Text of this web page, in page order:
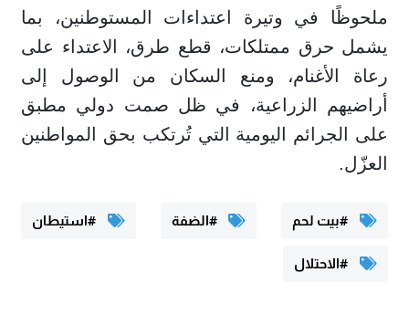
ملحوظًا في وتيرة اعتداءات المستوطنين، بما
يشمل حرق ممتلكات، قطع طرق، الاعتداء على
رعاة الأغنام، ومنع السكان من الوصول إلى
أراضيهم الزراعية، في ظل صمت دولي مطبق
على الجرائم اليومية التي تُرتكب بحق المواطنين
العزّل.
#بيت لحم #الضفة #استيطان
#الاحتلال